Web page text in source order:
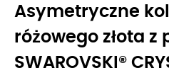
Asymetryczne
różowego złota z
SWAROVSKI®